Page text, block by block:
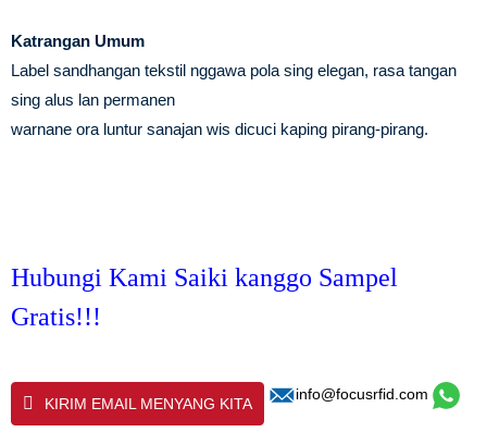
Katrangan Umum
Label sandhangan tekstil nggawa pola sing elegan, rasa tangan
sing alus lan permanen
warnane ora luntur sanajan wis dicuci kaping pirang-pirang.
Hubungi Kami Saiki kanggo Sampel
Gratis!!!
KIRIM EMAIL MENYANG KITA
info@focusrfid.com